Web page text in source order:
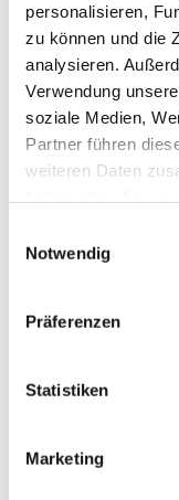
personalisieren,
zu können und die
analysieren.
Verwendung
soziale Medien,
Partner führen
weiteren Daten
Notwendig
Präferenzen
Statistiken
Marketing
Dies